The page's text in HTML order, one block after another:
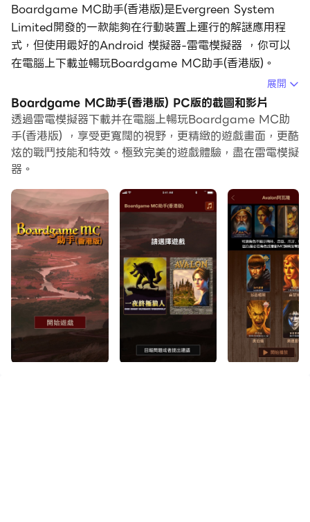
Boardgame MC助手(香港版)是Evergreen System
Limited開發的一款能夠在行動裝置上運行的解謎應用程
式，但使用最好的Android 模擬器-雷電模擬器 ，你可以
在電腦上下載並暢玩Boardgame MC助手(香港版)。
在電腦上運行Boardgame MC助手(香港版)，您可以在大
螢幕上清晰地瀏覽, 而用滑鼠和鍵盤操控應用程式比用觸摸
屏鍵盤要快得多，同時你將永遠不必擔心設備的電量問題。
通過多開和同步功能，你甚至可以在PC上運行多個應用程
式和帳戶。
而文件互傳功能讓分享圖像、影片和文件也變得非常容易。
下載Boardgame MC助手(香港版)並在PC上運行。享受
PC端的大螢幕和高畫質畫質吧!
『免費！』
『冇廣告！』
『唔收集任何用戶數據！』
香港熱門Boardgame 一夜狼人殺與Avalon阿瓦隆的MC
展開
Boardgame MC助手(香港版) PC版的截圖和影片
透過雷電模擬器下載并在電腦上暢玩Boardgame MC助
手(香港版) ，享受更寬闊的視野，更精緻的遊戲畫面，更酷
炫的戰鬥技能和特效。極致完美的遊戲體驗，盡在雷電模擬
器。